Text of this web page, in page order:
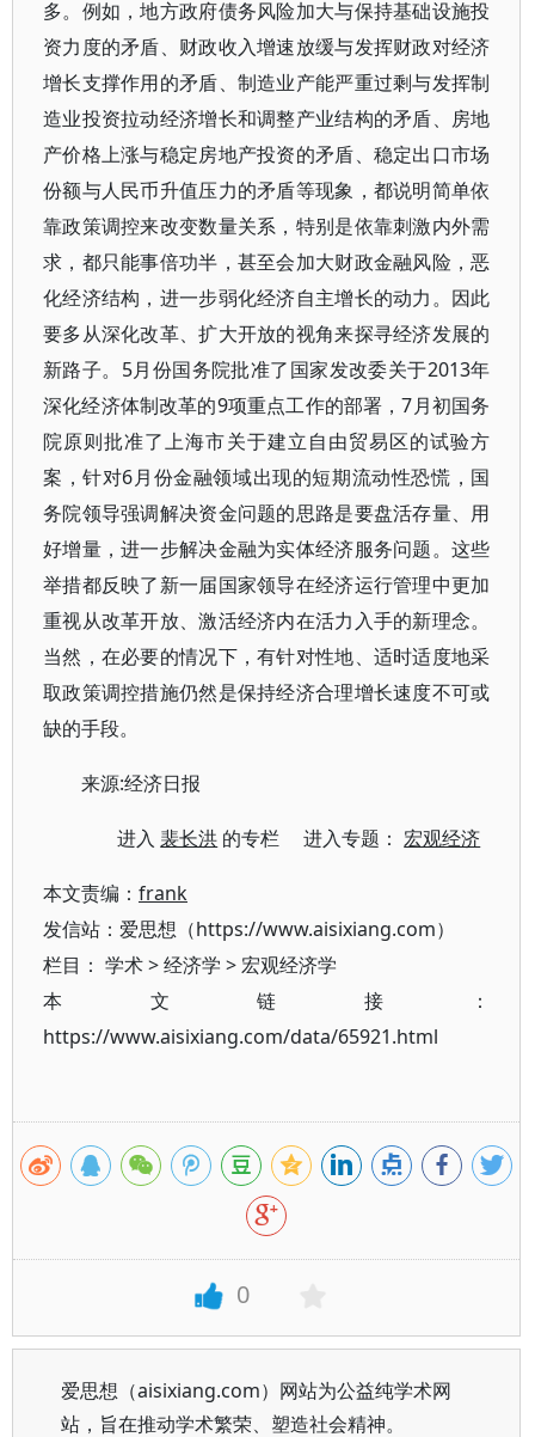
多。例如，地方政府债务风险加大与保持基础设施投
资力度的矛盾、财政收入增速放缓与发挥财政对经济
增长支撑作用的矛盾、制造业产能严重过剩与发挥制
造业投资拉动经济增长和调整产业结构的矛盾、房地
产价格上涨与稳定房地产投资的矛盾、稳定出口市场
份额与人民币升值压力的矛盾等现象，都说明简单依
靠政策调控来改变数量关系，特别是依靠刺激内外需
求，都只能事倍功半，甚至会加大财政金融风险，恶
化经济结构，进一步弱化经济自主增长的动力。因此
要多从深化改革、扩大开放的视角来探寻经济发展的
新路子。5月份国务院批准了国家发改委关于2013年
深化经济体制改革的9项重点工作的部署，7月初国务
院原则批准了上海市关于建立自由贸易区的试验方
案，针对6月份金融领域出现的短期流动性恐慌，国
务院领导强调解决资金问题的思路是要盘活存量、用
好增量，进一步解决金融为实体经济服务问题。这些
举措都反映了新一届国家领导在经济运行管理中更加
重视从改革开放、激活经济内在活力入手的新理念。
当然，在必要的情况下，有针对性地、适时适度地采
取政策调控措施仍然是保持经济合理增长速度不可或
缺的手段。
来源:经济日报
进入 裴长洪 的专栏 进入专题：宏观经济
本文责编： frank
发信站：爱思想（https://www.aisixiang.com）
栏目： 学术>经济学 >宏观经济学
本文链接：
https://www.aisixiang.com/data/65921.html
0
爱思想（aisixiang.com）网站为公益纯学术网
站，旨在推动学术繁荣、塑造社会精神。